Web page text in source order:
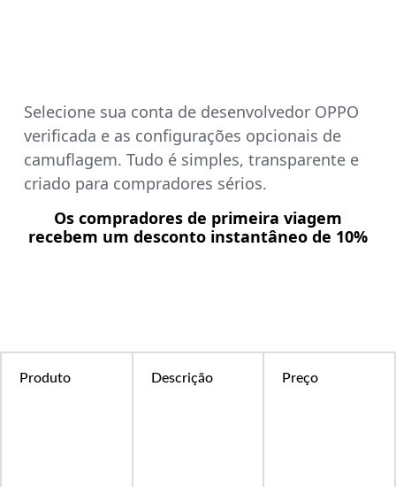
Selecione sua conta de desenvolvedor OPPO
verificada e as configurações opcionais de
camuflagem. Tudo é simples, transparente e
criado para compradores sérios.
Os compradores de primeira viagem
recebem um desconto instantâneo de 10%
Produto Descrição Preço